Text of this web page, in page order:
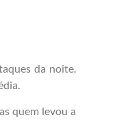
da noite.
quem levou a